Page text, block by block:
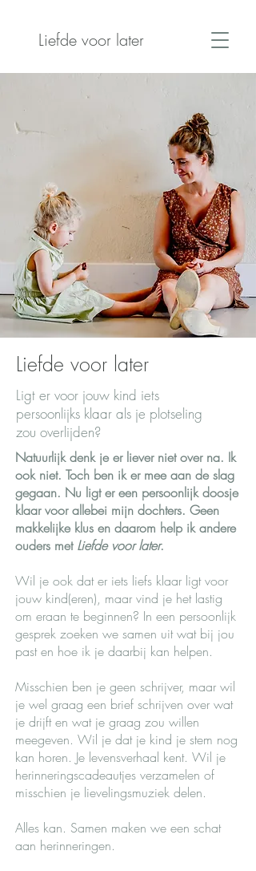
Liefde voor later
Liefde voor later
Ligt er voor jouw kind iets
persoonlijks klaar als je plotseling
zou overlijden?
Natuurlijk denk je er liever niet over na. Ik
ook niet. Toch ben ik er mee aan de slag
gegaan. Nu ligt er een persoonlijk doosje
klaar voor allebei mijn dochters. Geen
makkelijke klus en daarom help ik andere
ouders met Liefde voor later.
Wil je ook dat er iets liefs klaar ligt voor
jouw kind(eren), maar vind je het lastig
om eraan te beginnen? In een persoonlijk
gesprek zoeken we samen uit wat bij jou
past en hoe ik je daarbij kan helpen.
Misschien ben je geen schrijver, maar wil
je wel graag een brief schrijven over wat
je drijft en wat je graag zou willen
meegeven. Wil je dat je kind je stem nog
kan horen. Je levensverhaal kent. Wil je
herinneringscadeautjes verzamelen of
misschien je lievelingsmuziek delen.
Alles kan. Samen maken we een schat
aan herinneringen.